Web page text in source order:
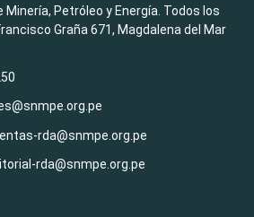
Minería, Petróleo y Energía. Todos los
Graña 671, Magdalena del Mar
rda@snmpe.org.pe
rda@snmpe.org.pe